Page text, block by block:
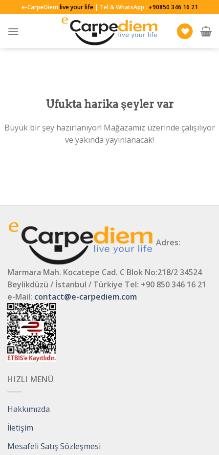
to
content
e-CarpeDiemlive your life| Tel & WhatsApp : +90850 346 16 21
Ufukta harika şeyler var
Büyük bir şey hazırlanıyor! Mağazamız üzerinde çalışılıyor
ve yakında yayınlanacak!
Adres:
Marmara Mah. Kocatepe Cad. C Blok No:218/2 34524
Beylikdüzü / İstanbul / Türkiye Tel: +90 850 346 16 21
e-Mail: contact@e-carpediem.com
HIZLI MENÜ
Hakkımızda
İletişim
Mesafeli Satış Sözleşmesi